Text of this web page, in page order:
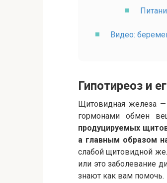
Видео:
Гипотиреоз и
Щитовидная железа
гормонами обмен
продуцируемых
а главным образом
слабой щитовидной
или это заболевание
знают как вам помочь.